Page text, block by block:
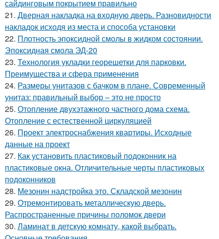
сайдинговым покрытием правильно
21. Дверная накладка на входную дверь. Разновидности
накладок исходя из места и способа установки
22. Плотность эпоксидной смолы в жидком состоянии.
Эпоксидная смола ЭД-20
23. Технология укладки георешетки для парковки.
Преимущества и сфера применения
24. Размеры унитазов с бачком в плане. Современный
унитаз: правильный выбор – это не просто
25. Отопление двухэтажного частного дома схема.
Отопление с естественной циркуляцией
26. Проект электроснабжения квартиры. Исходные
данные на проект
27. Как установить пластиковый подоконник на
пластиковые окна. Отличительные черты пластиковых
подоконников
28. Мезонин надстройка это. Складской мезонин
29. Отремонтировать металлическую дверь.
Распространенные причины поломок двери
30. Ламинат в детскую комнату, какой выбрать.